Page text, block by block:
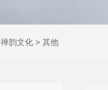
禅韵文化 > 其他